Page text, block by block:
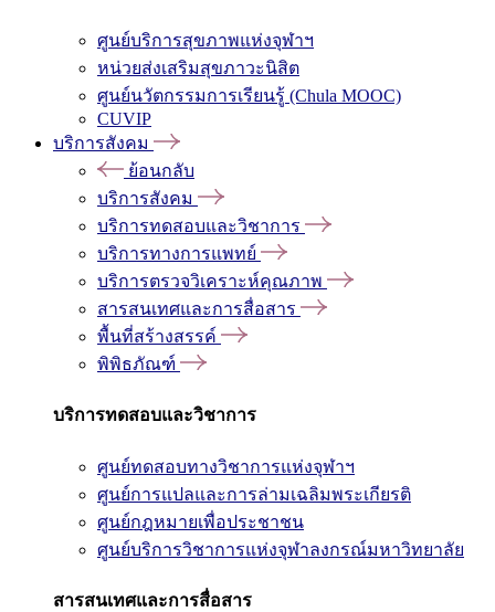
ศูนย์บริการสุขภาพแห่งจุฬาฯ
หน่วยส่งเสริมสุขภาวะนิสิต
ศูนย์นวัตกรรมการเรียนรู้ (Chula MOOC)
CUVIP
บริการสังคม
ย้อนกลับ
บริการสังคม
บริการทดสอบและวิชาการ
บริการทางการแพทย์
บริการตรวจวิเคราะห์คุณภาพ
สารสนเทศและการสื่อสาร
พื้นที่สร้างสรรค์
พิพิธภัณฑ์
บริการทดสอบและวิชาการ
ศูนย์ทดสอบทางวิชาการแห่งจุฬาฯ
ศูนย์การแปลและการล่ามเฉลิมพระเกียรติ
ศูนย์กฎหมายเพื่อประชาชน
ศูนย์บริการวิชาการแห่งจุฬาลงกรณ์มหาวิทยาลัย
สารสนเทศและการสื่อสาร